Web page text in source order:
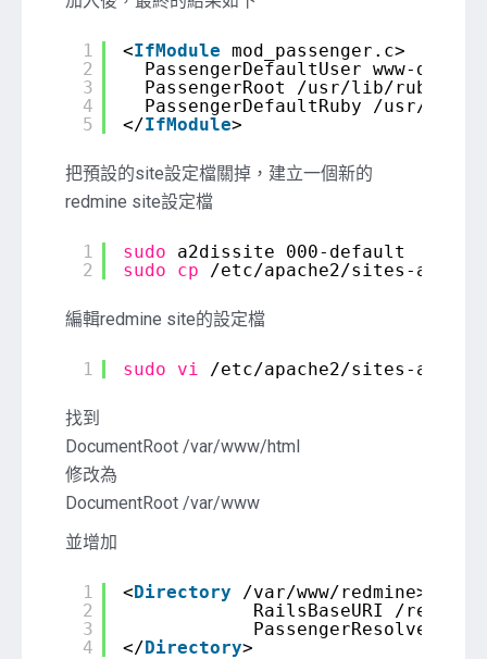
1
2
3
4
5
<IfModule mod_passenger.c>
PassengerDefaultUser www-data
PassengerRoot /usr/lib/ruby/
PassengerDefaultRuby /usr/bin/
</IfModule>
把預設的site設定檔關掉，建立一個新的
redmine site設定檔
1
2
sudo
a2dissite 000-default
sudo
cp /etc/apache2/sites-
編輯redmine site的設定檔
1 sudo vi /etc/apache2/sites-
找到
DocumentRoot /var/www/html
修改為
DocumentRoot /var/www
並增加
1
2
3
4
<Directory
/var/www/redmine>
RailsBaseURI /redmine
</Directory>